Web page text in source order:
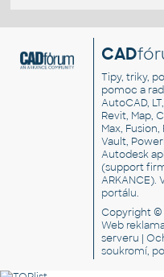
CAD
Tipy, triky,
pomoc a
AutoCAD,
Revit, Map,
Max, Fusion,
Vault,
Autodesk
(support
ARKANCE).
portálu.
Copyright ©
Web
serveru |
soukromí,